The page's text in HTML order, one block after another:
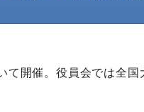
開催。役員会では全